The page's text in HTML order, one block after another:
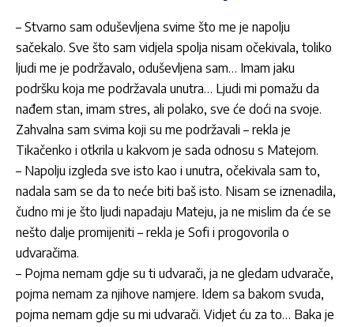
– Stvarno sam oduševljena svime što me je napolju
sačekalo. Sve što sam vidjela spolja nisam očekivala, toliko
ljudi me je podržavalo, oduševljena sam… Imam jaku
podršku koja me podržavala unutra… Ljudi mi pomažu da
nađem stan, imam stres, ali polako, sve će doći na svoje.
Zahvalna sam svima koji su me podržavali – rekla je
Tikačenko i otkrila u kakvom je sada odnosu s Matejom.
– Napolju izgleda sve isto kao i unutra, očekivala sam to,
nadala sam se da to neće biti baš isto. Nisam se iznenadila,
čudno mi je što ljudi napadaju Mateju, ja ne mislim da će se
nešto dalje promijeniti – rekla je Sofi i progovorila o
udvaračima.
– Pojma nemam gdje su ti udvarači, ja ne gledam udvarače,
pojma nemam za njihove namjere. Idem sa bakom svuda,
pojma nemam gdje su mi udvarači. Vidjet ću za to… Baka je